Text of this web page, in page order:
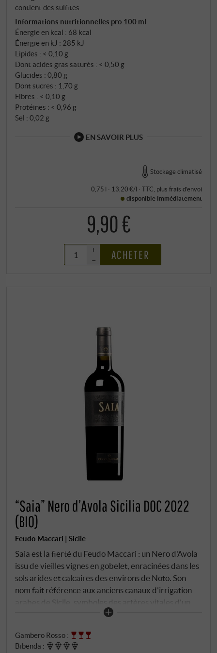
contient des sulfites
Informations nutritionnelles pro 100 ml
Énergie en kcal : 68 kcal
Énergie en kJ : 285 kJ
Lipides : < 0,10 g
Dont acides gras saturés : < 0,50 g
Glucides : 0,80 g
Dont sucres : 1,70 g
Fibres : < 0,10 g
Protéines : < 0,96 g
Sel : 0,02 g
EN SAVOIR PLUS
Stockage climatisé
0,75 l · 13,20 €/l · TTC , plus frais d’envoi
disponible immédiatement
9,90 €
+
–
ACHETER
“Saia” Nero d’Avola Sicilia DOC 2022
(BIO)
Feudo Maccari | Sicile
Saia est la fierté du Feudo Maccari : un Nero d'Avola
issu de vieilles vignes en gobelet, enracinées dans les
sols arides et calcaires des environs de Noto. Son
nom fait référence aux anciens canaux d'irrigation
arabes de Sicile, symboles des artères vitales d'un
paysage brûlé par le soleil. Ce vin est lui aussi
résilience : un Nero d'Avola on ne peut plus puriste et
puissant. Les vignes ont en moyenne entre 35 et 45
Gambero Rosso :
Bibenda :